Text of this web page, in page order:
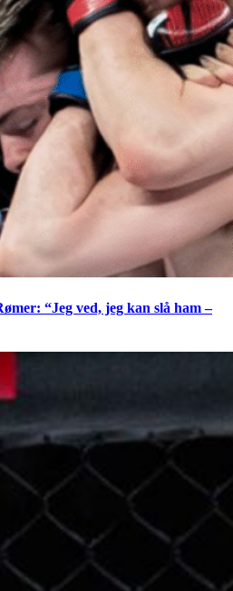
“Jeg ved, jeg kan slå ham –